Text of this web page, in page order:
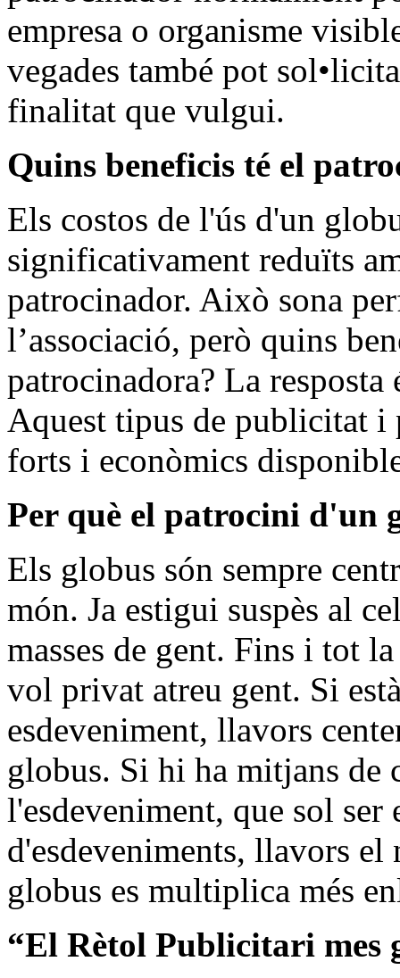
empresa o organisme
vegades també pot
finalitat que vulgui.
Quins beneficis té el
Els costos de l'ús d'un
significativament reduïts
patrocinador. Això sona
l’associació, però quins
patrocinadora? La
Aquest tipus de publicitat i
forts i econòmics
Per què el patrocini d'un
Els globus són sempre
món. Ja estigui suspès al
masses de gent. Fins i tot
vol privat atreu gent. Si
esdeveniment, llavors
globus. Si hi ha mitjans de
l'esdeveniment, que sol ser
d'esdeveniments, llavors el
globus es multiplica més
“El Rètol Publicitari mes